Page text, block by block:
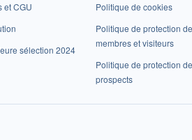
et CGU
sélection 2024
Politique de cookies
Politique de protection
membres et visiteurs
Politique de protection
prospects